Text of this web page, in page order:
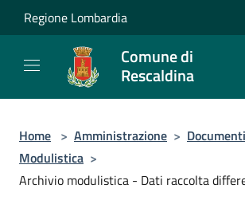
Salta al contenuto principale
Regione Lombardia
Comune di
Rescaldina
Home > Amministrazione >
Modulistica >
Archivio modulistica - Dati raccolta